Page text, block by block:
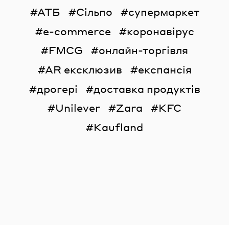
АТБ
Сільпо
супермаркет
e-commerce
коронавірус
FMCG
онлайн-торгівля
AR ексклюзив
експансія
дрогері
доставка продуктів
Unilever
Zara
KFC
Kaufland